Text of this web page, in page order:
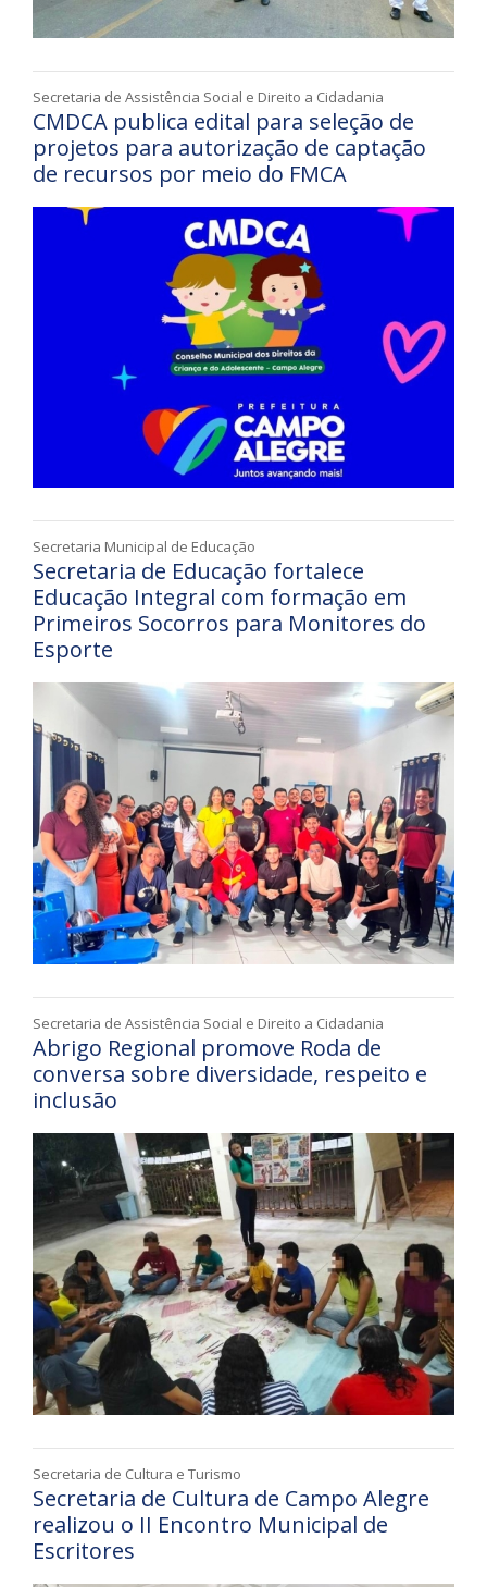
Secretaria de Assistência Social e Direito a Cidadania
CMDCA publica edital para seleção de
projetos para autorização de captação
de recursos por meio do FMCA
Secretaria Municipal de Educação
Secretaria de Educação fortalece
Educação Integral com formação em
Primeiros Socorros para Monitores do
Esporte
Secretaria de Assistência Social e Direito a Cidadania
Abrigo Regional promove Roda de
conversa sobre diversidade, respeito e
inclusão
Secretaria de Cultura e Turismo
Secretaria de Cultura de Campo Alegre
realizou o II Encontro Municipal de
Escritores